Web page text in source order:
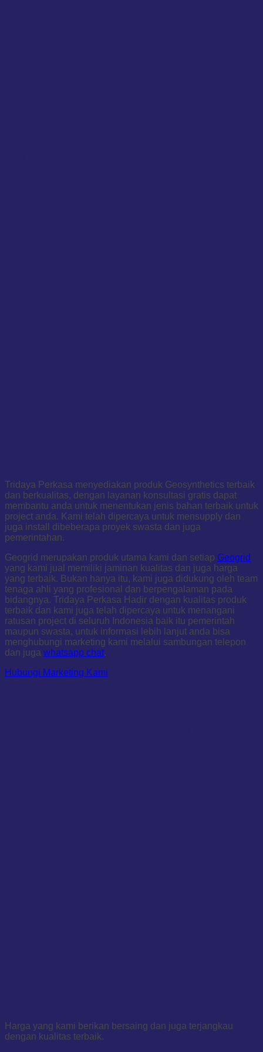
Tridaya Perkasa menyediakan produk Geosynthetics terbaik
dan berkualitas, dengan layanan konsultasi gratis dapat
membantu anda untuk menentukan jenis bahan terbaik untuk
project anda. Kami telah dipercaya untuk mensupply dan
juga install dibeberapa proyek swasta dan juga
pemerintahan.
Geogrid merupakan produk utama kami dan setiap Geogrid
yang kami jual memiliki jaminan kualitas dan juga harga
yang terbaik. Bukan hanya itu, kami juga didukung oleh team
tenaga ahli yang profesional dan berpengalaman pada
bidangnya. Tridaya Perkasa Hadir dengan kualitas produk
terbaik dan kami juga telah dipercaya untuk menangani
ratusan project di seluruh Indonesia baik itu pemerintah
maupun swasta, untuk informasi lebih lanjut anda bisa
menghubungi marketing kami melalui sambungan telepon
dan juga whatsapp chat.
Hubungi Marketing Kami
Harga yang kami berikan bersaing dan juga terjangkau
dengan kualitas terbaik.